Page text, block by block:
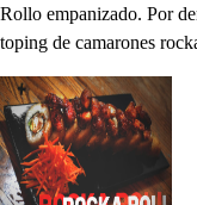
Rollo empanizado. Por
toping de camarones